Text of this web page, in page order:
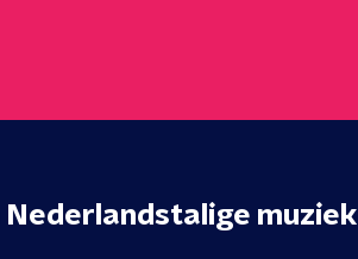
Nederlandstalige muziek